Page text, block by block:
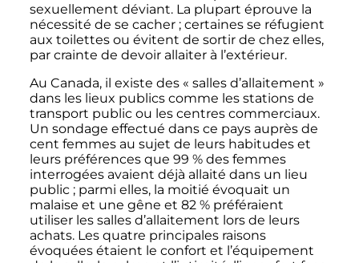
sexuellement déviant. La plupart éprouve la
nécessité de se cacher ; certaines se réfugient
aux toilettes ou évitent de sortir de chez elles,
par crainte de devoir allaiter à l’extérieur.
Au Canada, il existe des « salles d’allaitement »
dans les lieux publics comme les stations de
transport public ou les centres commerciaux.
Un sondage effectué dans ce pays auprès de
cent femmes au sujet de leurs habitudes et
leurs préférences que 99 % des femmes
interrogées avaient déjà allaité dans un lieu
public ; parmi elles, la moitié évoquait un
malaise et une gêne et 82 % préféraient
utiliser les salles d’allaitement lors de leurs
achats. Les quatre principales raisons
évoquées étaient le confort et l’équipement